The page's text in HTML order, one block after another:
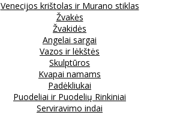
Venecijos krištolas ir Murano stiklas
Žvakės
Žvakidės
Angelai sargai
Vazos ir lėkštės
Skulptūros
Kvapai namams
Padėkliukai
Puodeliai ir Puodelių Rinkiniai
Serviravimo indai